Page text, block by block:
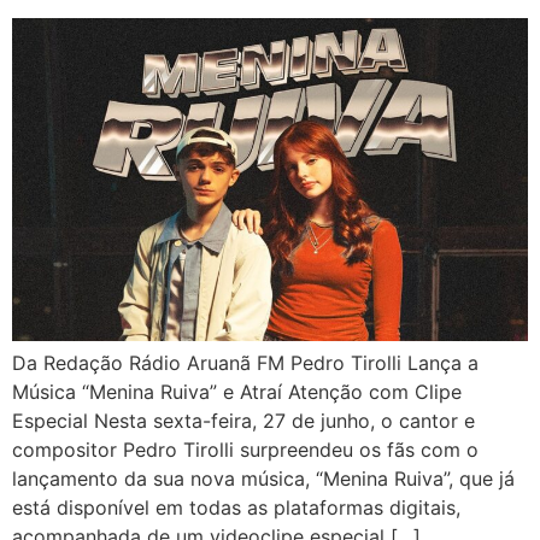
Da Redação Rádio Aruanã FM Pedro Tirolli Lança a
Música “Menina Ruiva” e Atraí Atenção com Clipe
Especial Nesta sexta-feira, 27 de junho, o cantor e
compositor Pedro Tirolli surpreendeu os fãs com o
lançamento da sua nova música, “Menina Ruiva”, que já
está disponível em todas as plataformas digitais,